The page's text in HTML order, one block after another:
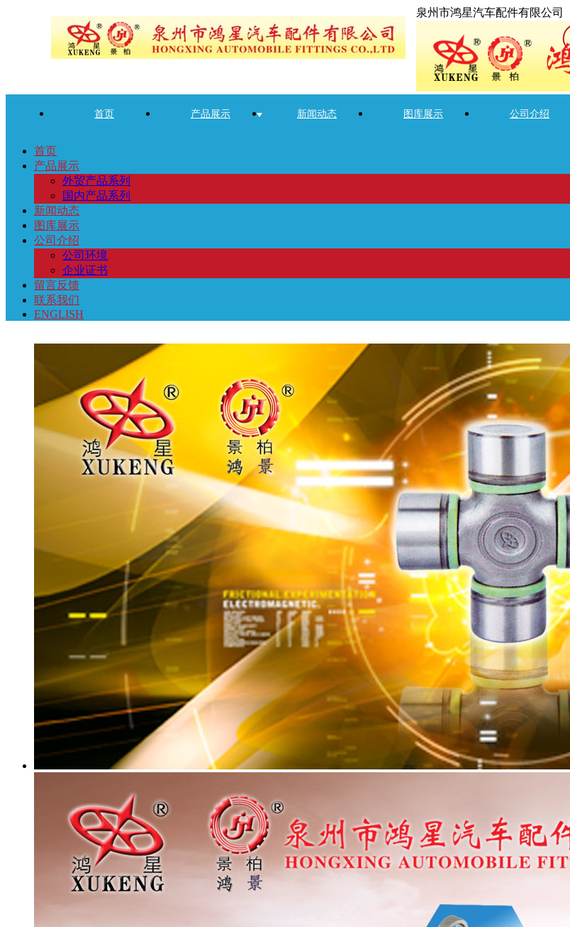
泉州市鸿星汽车配件有限公司
首页 产品展示 新闻动态 图库展示 公司介绍
首页
产品展示
外贸产品系列
国内产品系列
新闻动态
图库展示
公司介绍
公司环境
企业证书
留言反馈
联系我们
ENGLISH